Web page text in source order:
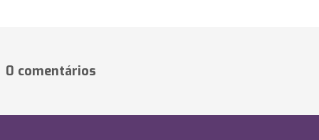
0 comentários